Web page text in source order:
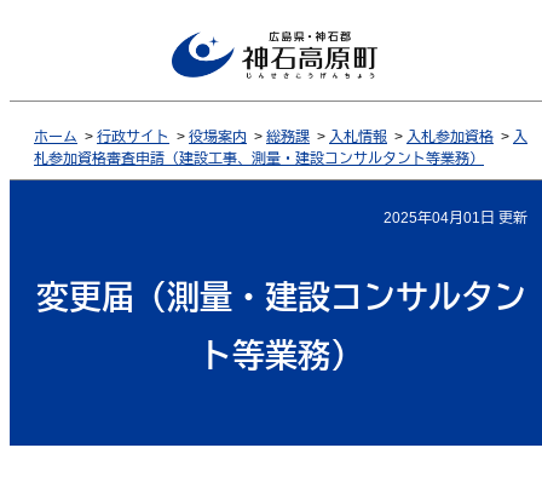
ホーム > 行政サイト > 役場案内 > 総務課 > 入札情報 > 入札参加資格 > 入
札参加資格審査申請（建設工事、測量・建設コンサルタント等業務）
2025年04月01日 更新
変更届（測量・建設コンサルタン
ト等業務）